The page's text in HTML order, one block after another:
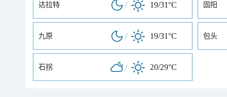
达拉特 / 19/31°C 固阳
九原 / 19/31°C 包头
石拐 / 20/29°C